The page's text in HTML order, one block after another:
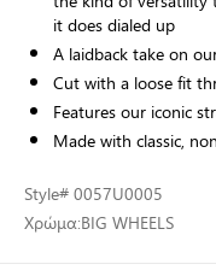
it does dialed up
A laidback take on
Cut with a loose fit
Features our iconic
Made with classic,
Style# 0057U0005
Χρώμα:BIG WHEELS